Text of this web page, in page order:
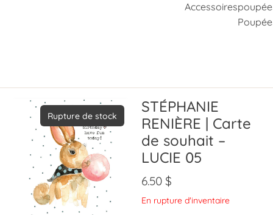
Accessoires
Rupture de stock
STÉPHANIE
RENIÈRE | Carte
de souhait –
LUCIE 05
6.50$
En rupture d'inventaire